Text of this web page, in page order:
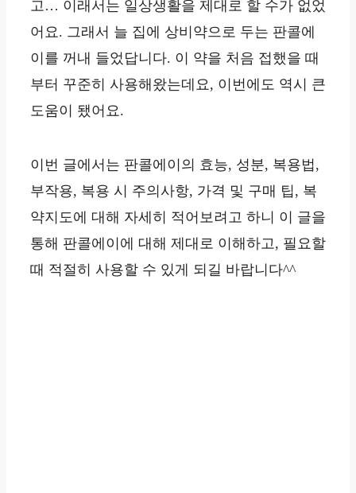
고… 이래서는 일상생활을 제대로 할 수가 없었
어요. 그래서 늘 집에 상비약으로 두는 판콜에
이를 꺼내 들었답니다. 이 약을 처음 접했을 때
부터 꾸준히 사용해왔는데요, 이번에도 역시 큰
도움이 됐어요.
이번 글에서는 판콜에이의 효능, 성분, 복용법,
부작용, 복용 시 주의사항, 가격 및 구매 팁, 복
약지도에 대해 자세히 적어보려고 하니 이 글을
통해 판콜에이에 대해 제대로 이해하고, 필요할
때 적절히 사용할 수 있게 되길 바랍니다^^